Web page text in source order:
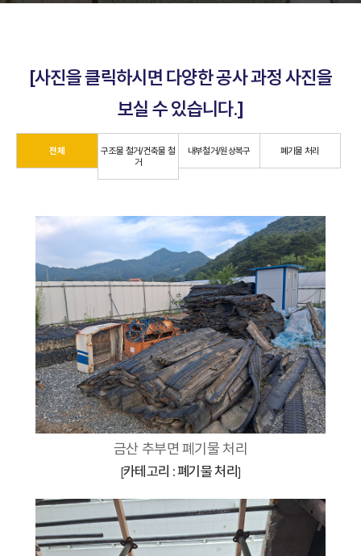
[사진을 클릭하시면 다양한 공사 과정 사진을
보실 수 있습니다.]
전체
구조물 철거/건축물 철
거
내부철거/원상복구 폐기물 처리
금산 추부면 폐기물 처리
[카테고리 : 폐기물 처리]